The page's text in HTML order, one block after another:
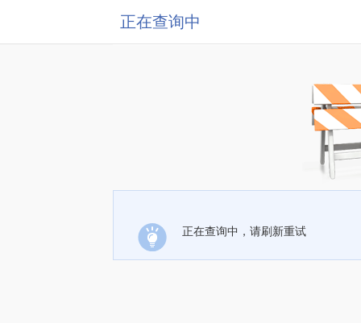
正在查询中
正在查询中，请刷新重试